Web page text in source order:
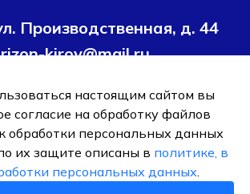
Производственная, д. 44
kirov@mail.ru
конфиденциальности
Согласие на
персональных данных
ОТВЕТСТВЕННОСТЬЮ ТК
"ОРИЗОН-ПОДШИПНИК"
настоящим сайтом вы
согласие на обработку файлов
обработки персональных данных
их защите описаны в политике, в
персональных данных.